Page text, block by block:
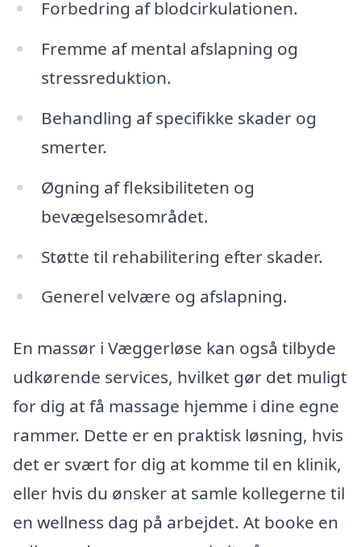
Forbedring af blodcirkulationen.
Fremme af mental afslapning og
stressreduktion.
Behandling af specifikke skader og
smerter.
Øgning af fleksibiliteten og
bevægelsesområdet.
Støtte til rehabilitering efter skader.
Generel velvære og afslapning.
En massør i Væggerløse kan også tilbyde
udkørende services, hvilket gør det muligt
for dig at få massage hjemme i dine egne
rammer. Dette er en praktisk løsning, hvis
det er svært for dig at komme til en klinik,
eller hvis du ønsker at samle kollegerne til
en wellness dag på arbejdet. At booke en